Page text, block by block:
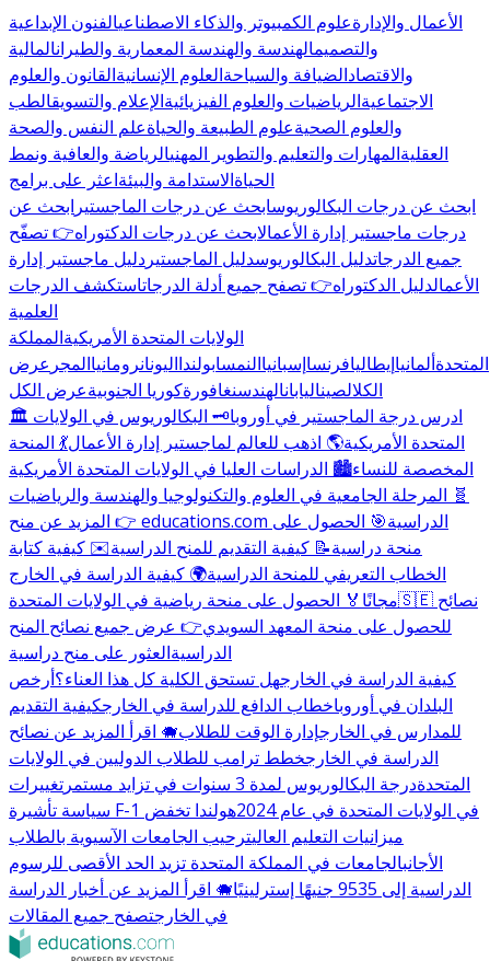
الأعمال والإدارةعلوم الكمبيوتر والذكاء الاصطناعيالفنون الإبداعية
والتصميمالهندسة والهندسة المعمارية والطيرانالمالية
والاقتصادالضيافة والسياحةالعلوم الإنسانيةالقانون والعلوم
الاجتماعيةالرياضيات والعلوم الفيزيائيةالإعلام والتسويقالطب
والعلوم الصحيةعلوم الطبيعة والحياةعلم النفس والصحة
العقليةالمهارات والتعليم والتطوير المهنيالرياضة والعافية ونمط
الحياةالاستدامة والبيئةاعثر على برامج
ابحث عن درجات البكالوريوسابحث عن درجات الماجستير ابحث عن
درجات ماجستير إدارة الأعمالابحث عن درجات الدكتوراه👉 تصفّح
جميع الدرجاتدليل البكالوريوسدليل الماجستير دليل ماجستير إدارة
الأعمالدليل الدكتوراه👉 تصفح جميع أدلة الدرجاتاستكشف الدرجات
العلمية
الولايات المتحدة الأمريكيةالمملكة
المتحدةألمانياإيطاليافرنساإسبانياالنمسابولندااليونانرومانياالمجر عرض
الكلالصيناليابانالهندسنغافورةكوريا الجنوبيةعرض الكل
🏛️ ادرس درجة الماجستير في أوروبا🗝️ البكالوريوس في الولايات
المتحدة الأمريكية🌎 اذهب للعالم لماجستير إدارة الأعمال💃 المنحة
المخصصة للنساء🏙️ الدراسات العليا في الولايات المتحدة الأمريكية
🧬 المرحلة الجامعية في العلوم والتكنولوجيا والهندسة والرياضيات
👉 المزيد عن منح educations.com الدراسية🎯 الحصول على
منحة دراسية📝 كيفية التقديم للمنح الدراسية✉️ كيفية كتابة
الخطاب التعريفي للمنحة الدراسية🌍 كيفية الدراسة في الخارج
مجانًا 🏅 الحصول على منحة رياضية في الولايات المتحدة
🇸🇪 نصائح
للحصول على منحة المعهد السويدي👉 عرض جميع نصائح المنح
الدراسيةالعثور على منح دراسية
كيفية الدراسة في الخارجهل تستحق الكلية كل هذا العناء؟أرخص
البلدان في أوروباخطاب الدافع للدراسة في الخارجكيفية التقديم
للمدارس في الخارجإدارة الوقت للطلاب🐗 اقرأ المزيد عن نصائح
الدراسة في الخارجخطط ترامب للطلاب الدوليين في الولايات
المتحدةدرجة البكالوريوس لمدة 3 سنوات في تزايد مستمر
تغييرات
سياسة تأشيرة F-1 في الولايات المتحدة في عام 2024
هولندا تخفض
ميزانيات التعليم العاليترحيب الجامعات الآسيوية بالطلاب
الأجانبالجامعات في المملكة المتحدة تزيد الحد الأقصى للرسوم
الدراسية إلى 9535 جنيهًا إسترلينيًا
🐗 اقرأ المزيد عن أخبار الدراسة
في الخارجتصفح جميع المقالات